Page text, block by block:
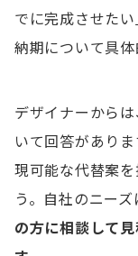
でに完成させた
納期について具体
デザイナーから
いて回答があり
現可能な代替案
う。自社のニー
の方に相談して